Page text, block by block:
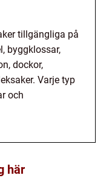
tillgängliga på
byggklossar,
dockor,
Varje typ
och
här